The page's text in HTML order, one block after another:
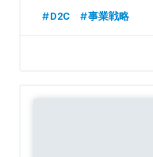
D2C 事業戦略